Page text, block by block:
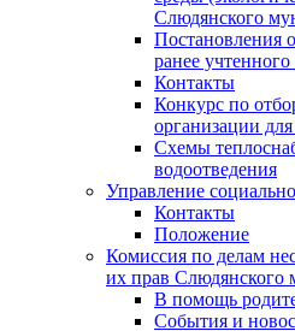
Слюдянского
Постановления
ранее
Контакты
Конкурс по
организации
Схемы
водоотведения
Управление
Контакты
Положение
Комиссия по делам
их прав Слюдянского
В помощь
События и